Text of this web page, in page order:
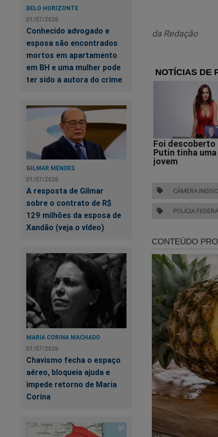
BELO HORIZONTE
01/07/2026
Conhecido advogado e
esposa são encontrados
mortos em apartamento
em BH e uma mulher pode
ter sido a autora do crime
GILMAR MENDES
01/07/2026
A resposta de Gilmar
sobre o contrato de R$
129 milhões da esposa de
Xandão (veja o vídeo)
MARIA CORINA MACHADO
01/07/2026
Chavismo fecha o espaço
aéreo, bloqueia ajuda e
impede retorno de Maria
Corina
'subtraindo
Também em
ter estranhado
Aos
estar relacionada
que atuou contra o
“Levo
que olho
sido
minha vida
estou
casos
Apesar dos novos
encerrado ou se
da Redação
CÂMERA
POLÍCIA